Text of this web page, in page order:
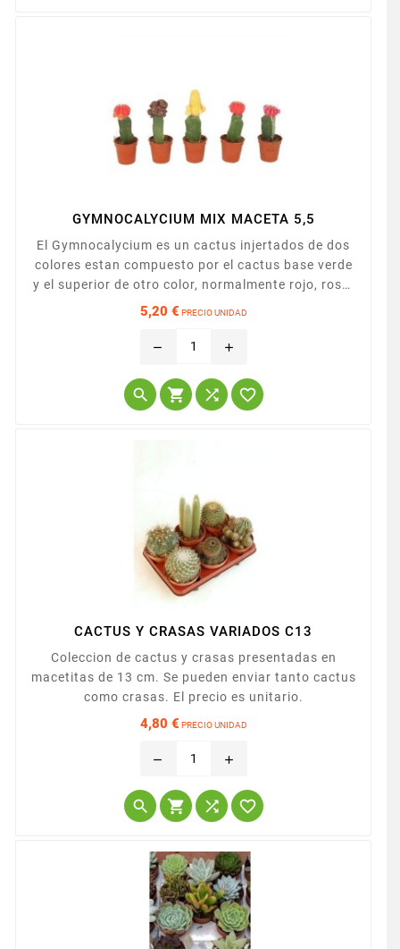
GYMNOCALYCIUM MIX MACETA 5,5
El Gymnocalycium es un cactus injertados de dos
colores estan compuesto por el cactus base verde
y el superior de otro color, normalmente rojo, rosa,
anaranjado o amarillo. Presentado en maceta de
5,20 € PRECIO UNIDAD
remove add
   
CACTUS Y CRASAS VARIADOS C13
Coleccion de cactus y crasas presentadas en
macetitas de 13 cm. Se pueden enviar tanto cactus
como crasas. El precio es unitario.
4,80 € PRECIO UNIDAD
remove add
   